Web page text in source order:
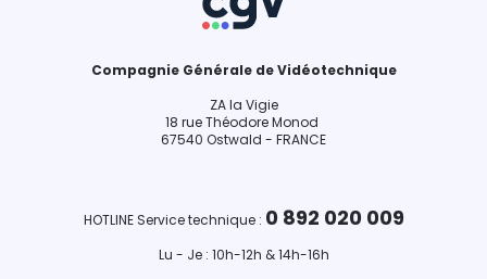
Compagnie Générale de Vidéotechnique
ZA la Vigie
18 rue Théodore Monod
67540 Ostwald - FRANCE
HOTLINE Service technique : 0 892 020 009
Lu - Je : 10h-12h & 14h-16h